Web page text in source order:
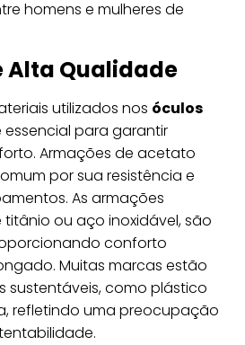
homens e mulheres de
Alta Qualidade
utilizados nos óculos
essencial para garantir
Armações de acetato
por sua resistência e
As armações
ou aço inoxidável, são
conforto
Muitas marcas estão
sustentáveis, como plástico
refletindo uma preocupação